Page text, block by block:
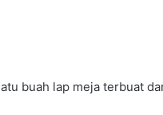
buah lap meja terbuat